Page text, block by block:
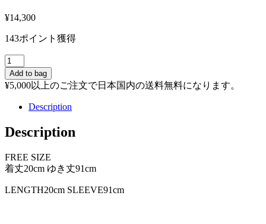
¥14,300
143ポイント獲得
2WAY
HOODED
MUFFLER
KNIT
Add to bag
¥5,000以上のご注文で日本国内の送料無料になります。
Description
Description
FREE SIZE
着丈20cm ゆき丈91cm
LENGTH20cm SLEEVE91cm